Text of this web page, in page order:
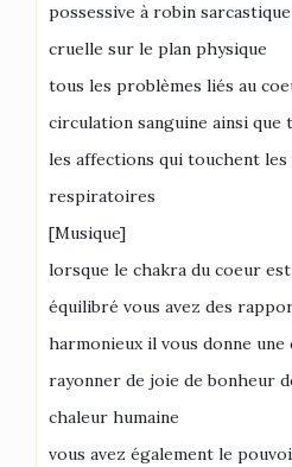
possessive à robin
cruelle sur le plan physique
tous les problèmes liés au
circulation sanguine ainsi que
les affections qui touchent les
respiratoires
[Musique]
lorsque le chakra du coeur
équilibré vous avez des
harmonieux il vous donne une
rayonner de joie de bonheur
chaleur humaine
vous avez également le